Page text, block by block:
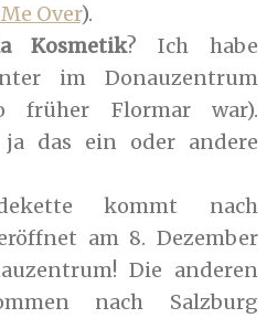
Over).
Kosmetik? Ich habe
im Donauzentrum
früher Flormar war).
das ein oder andere
kommt nach
am 8. Dezember
Die anderen
nach Salzburg